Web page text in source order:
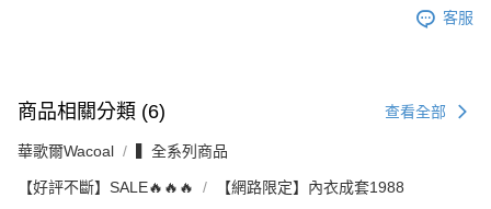
客服
商品相關分類 (6) 查看全部
華歌爾Wacoal ▍全系列商品
【好評不斷】SALE🔥🔥🔥 【網路限定】內衣成套1988